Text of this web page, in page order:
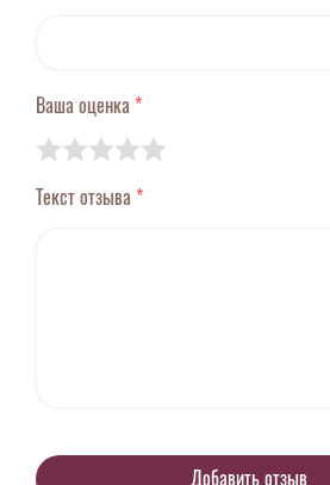
Ваша оценка *
Текст отзыва *